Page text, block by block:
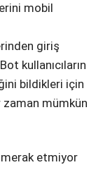
mobil
giriş
kullanıcıların
bildikleri için
mümkün
merak etmiyor